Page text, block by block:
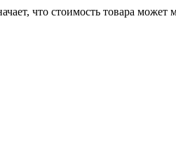
что стоимость товара может